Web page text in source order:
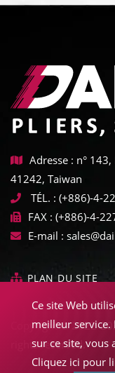
Adresse : n°
41242, Taiwan
TÉL. : (+886)-4-
FAX : (+886)-4-
E-mail :
PLAN DU SITE
Copyright © 2022-
rights reserved.
Ce site Web
meilleur
sur ce site, vous
Cliquez ici pour